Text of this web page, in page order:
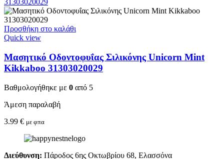
Προσθήκη στο καλάθι
Quick view
Μασητικό Οδοντοφυΐας Σιλικόνης Unicorn Mint
Kikkaboo 31303020029
Βαθμολογήθηκε με 0 από 5
Άμεση παραλαβή
3.99 € με φπα
Διεύθυνση: Πάροδος 6ης Οκτωβρίου 68, Ελασσόνα